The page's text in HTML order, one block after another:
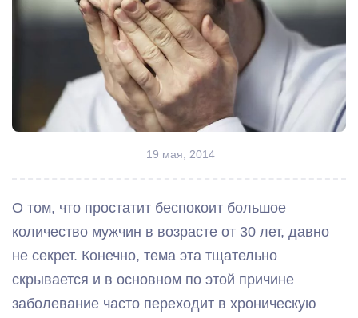
19 мая, 2014
О том, что простатит беспокоит большое
количество мужчин в возрасте от 30 лет, давно
не секрет. Конечно, тема эта тщательно
скрывается и в основном по этой причине
заболевание часто переходит в хроническую